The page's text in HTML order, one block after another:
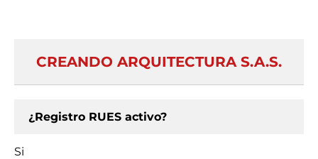
CREANDO ARQUITECTURA S.A.S.
¿Registro RUES activo?
Si